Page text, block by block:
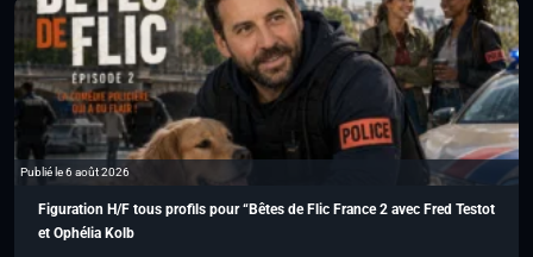
Publié le 6 août 2026
Figuration H/F tous profils pour “Bêtes de Flic France 2 avec Fred Testot
et Ophélia Kolb